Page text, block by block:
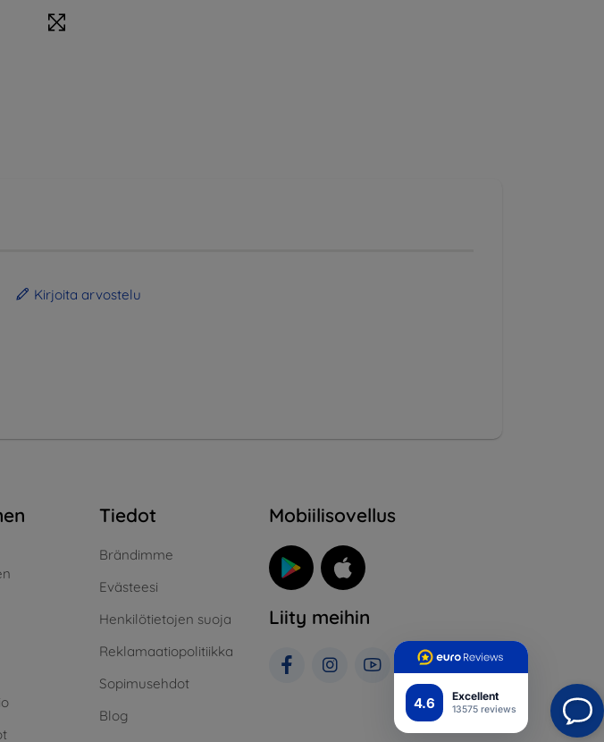
4.6 Excellent
13575 reviews
Kirjoita arvostelu
Tiedot
Brändimme
Evästeesi
Henkilötietojen suoja
Reklamaatiopolitiikka
Sopimusehdot
Blog
Mobiilisovellus
Liity meihin